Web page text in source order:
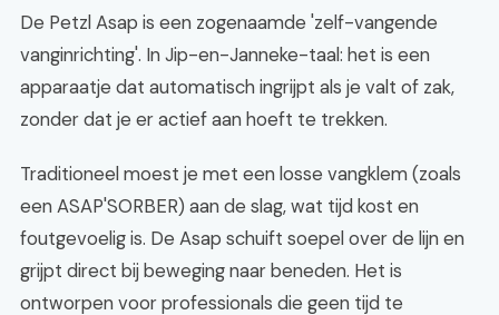
De Petzl Asap is een zogenaamde 'zelf-vangende
vanginrichting'. In Jip-en-Janneke-taal: het is een
apparaatje dat automatisch ingrijpt als je valt of zak,
zonder dat je er actief aan hoeft te trekken.
Traditioneel moest je met een losse vangklem (zoals
een ASAP'SORBER) aan de slag, wat tijd kost en
foutgevoelig is. De Asap schuift soepel over de lijn en
grijpt direct bij beweging naar beneden. Het is
ontworpen voor professionals die geen tijd te